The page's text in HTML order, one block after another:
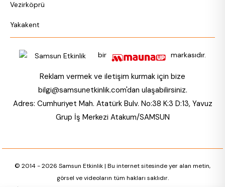
Vezirköprü
Yakakent
bir markasıdır.
Reklam vermek ve iletişim kurmak için bize
bilgi@samsunetkinlik.com'dan ulaşabilirsiniz.
Adres: Cumhuriyet Mah. Atatürk Bulv. No:38 K:3 D:13, Yavuz
Grup İş Merkezi Atakum/SAMSUN
© 2014 - 2026 Samsun Etkinlik | Bu internet sitesinde yer alan metin,
görsel ve videoların tüm hakları saklıdır.